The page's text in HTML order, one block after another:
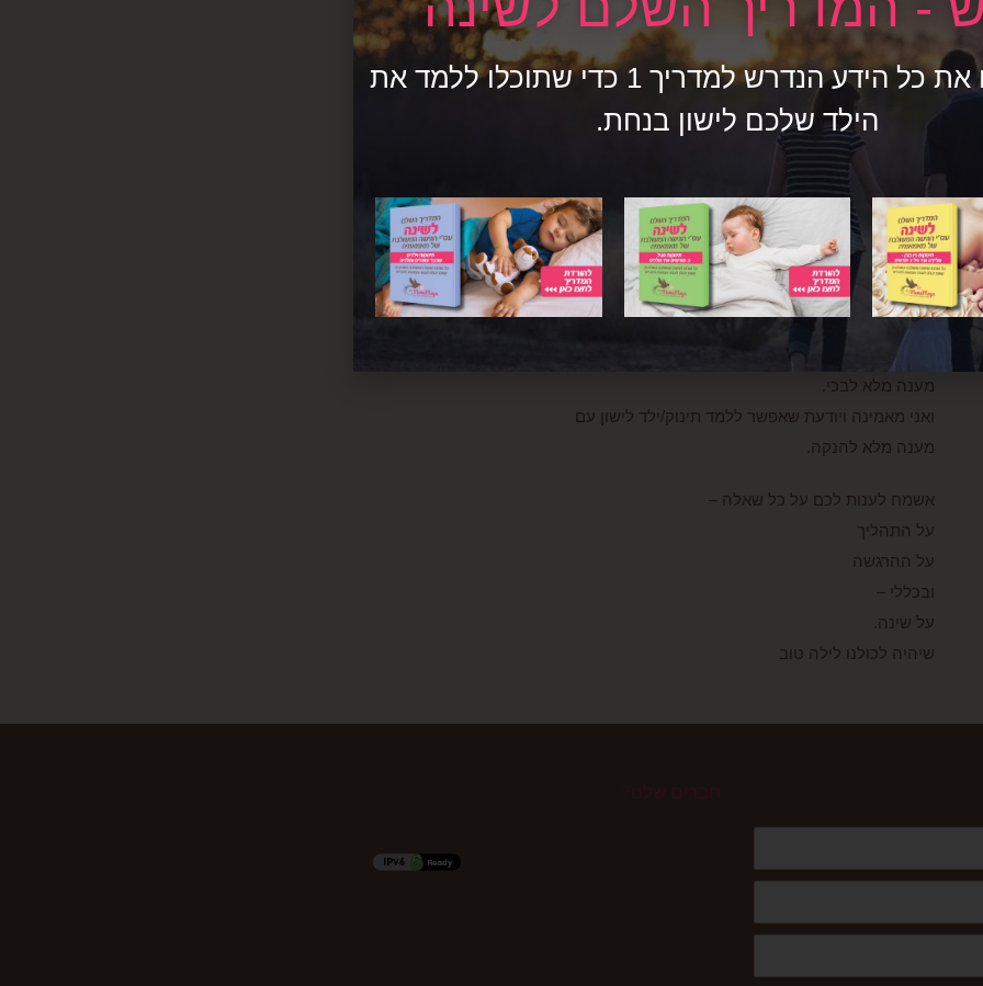
שנה וחודשיים.. ולבסוף פוטרתי)
ולישון לילות שלמים! שלמים! היא הלכה לישון ב18:00
וקמה ב6:00!!!
מה אוסיף –
לעומר הייתה (ועודנה) אמא לא עייפה, מכילה, שמסוגלת
לעבור את הכל – גם אם לבד
ואפילו הצטרפנו לאלון באיזשהו שלב וגם שם – היא ישנה
לילות שלמים…
מאז אני יועצת שינה בגישה המשולבת של מאמאמיה.
כי אני מאמינה ויודעת שאפשר לישון נכון מהרגע הראשון.
אני מאמינה ויודעת שאפשר ללמד תינוק/ילד לישון עם
מענה מלא לבכי.
ואני מאמינה ויודעת שאפשר ללמד תינוק/ילד לישון עם
מענה מלא להנקה.
אשמח לענות לכם על כל שאלה –
על התהליך
על ההרגשה
ובכללי –
על שינה.
שיהיה לכולנו לילה טוב
חברים שלנו?
איגדנו לכם את כל הידע הנדרש למדריך 1 כדי שתוכלו ללמד את
הילד שלכם לישון בנחת.